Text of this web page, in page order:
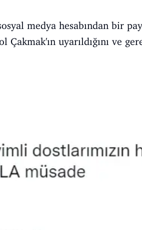
medya hesabından bir
uyarıldığını ve